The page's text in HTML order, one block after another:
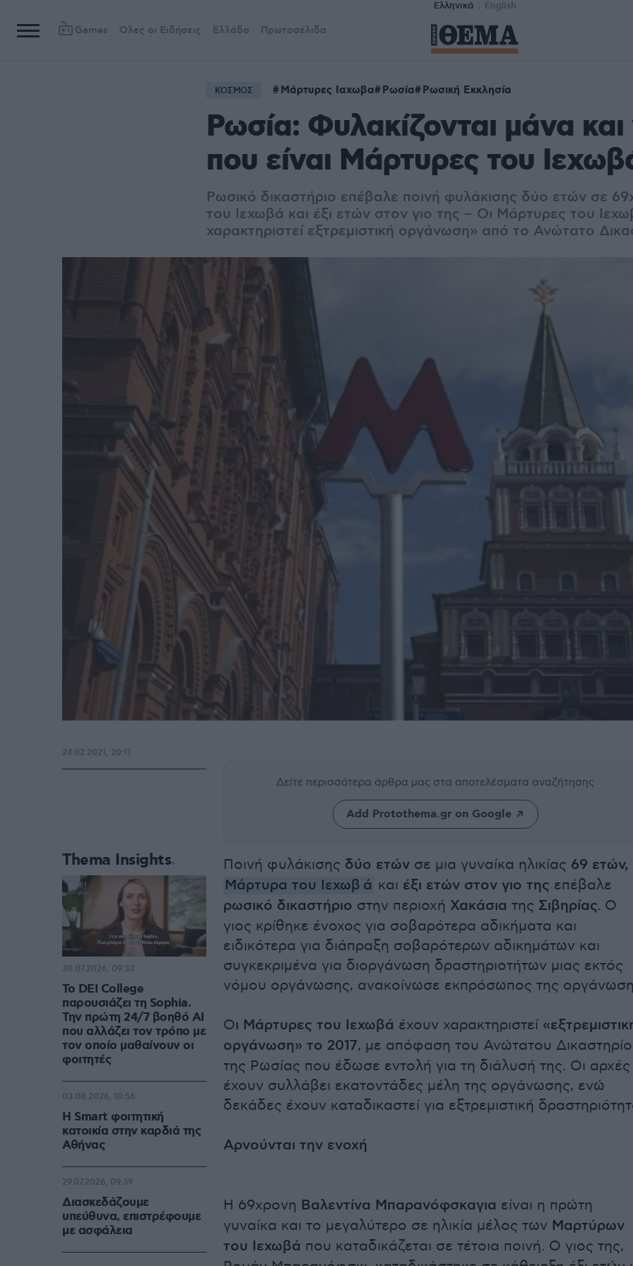
Ελληνικά English
Games Όλες οι Ειδήσεις Ελλάδα Πρωτοσέλιδα
ΚΟΣΜΟΣ Μάρτυρες Ιαχωβα Ρωσία Ρωσική Εκκλησία
Ρωσία: Φυλακίζονται μάνα και
που είναι Μάρτυρες του
Ρωσικό δικαστήριο επέβαλε ποινή φυλάκισης δύο ετών σε
του Ιεχωβά και έξι ετών στον γιο της – Οι Μάρτυρες του
χαρακτηριστεί εξτρεμιστική οργάνωση» από το Ανώτατο
Δείτε περισσότερα άρθρα μας στα αποτελέσματα αναζήτησης
Add Protothema.gr on Google
Ποινή φυλάκισης δύο ετών σε μια γυναίκα ηλικίας 69 ετών,
Μάρτυρα του Ιεχωβ ά και έξι ετών στον γιο της επέβαλε
ρωσικό δικαστήριο στην περιοχή Χακάσια της Σιβηρίας. Ο
γιος κρίθηκε ένοχος για σοβαρότερα αδικήματα και
ειδικότερα για διάπραξη σοβαρότερων αδικημάτων και
συγκεκριμένα για διοργάνωση δραστηριοτήτων μιας εκτός
νόμου οργάνωσης, ανακοίνωσε εκπρόσωπος της
Οι Μάρτυρες του Ιεχωβά έχουν χαρακτηριστεί
οργάνωση» το 2017, με απόφαση του Ανώτατου
της Ρωσίας που έδωσε εντολή για τη διάλυσή της. Οι αρχές
έχουν συλλάβει εκατοντάδες μέλη της οργάνωσης, ενώ
δεκάδες έχουν καταδικαστεί για εξτρεμιστική
Αρνούνται την ενοχή
Η 69χρονη Βαλεντίνα Μπαρανόφσκαγια είναι η πρώτη
γυναίκα και το μεγαλύτερο σε ηλικία μέλος των Μαρτύρων
του Ιεχωβά που καταδικάζεται σε τέτοια ποινή. Ο γιος της,
24.02.2021, 20:11
Thema Insights
Το DEI College
παρουσιάζει τη Sophia.
Την πρώτη 24/7 βοηθό AI
που αλλάζει τον τρόπο με
τον οποίο μαθαίνουν οι
φοιτητές
30.07.2026, 09:33
Η Smart φοιτητική
κατοικία στην καρδιά της
Αθήνας
03.08.2026, 10:56
Διασκεδάζουμε
υπεύθυνα, επιστρέφουμε
με ασφάλεια
29.07.2026, 09:39